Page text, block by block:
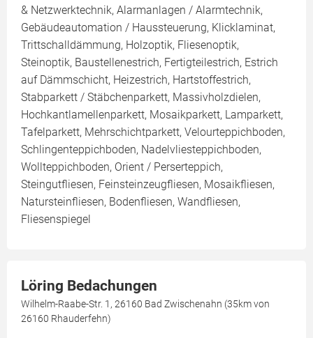
& Netzwerktechnik, Alarmanlagen / Alarmtechnik,
Gebäudeautomation / Haussteuerung, Klicklaminat,
Trittschalldämmung, Holzoptik, Fliesenoptik,
Steinoptik, Baustellenestrich, Fertigteilestrich, Estrich
auf Dämmschicht, Heizestrich, Hartstoffestrich,
Stabparkett / Stäbchenparkett, Massivholzdielen,
Hochkantlamellenparkett, Mosaikparkett, Lamparkett,
Tafelparkett, Mehrschichtparkett, Velourteppichboden,
Schlingenteppichboden, Nadelvliesteppichboden,
Wollteppichboden, Orient / Perserteppich,
Steingutfliesen, Feinsteinzeugfliesen, Mosaikfliesen,
Natursteinfliesen, Bodenfliesen, Wandfliesen,
Fliesenspiegel
Löring Bedachungen
Wilhelm-Raabe-Str. 1, 26160 Bad Zwischenahn (35km von
26160 Rhauderfehn)